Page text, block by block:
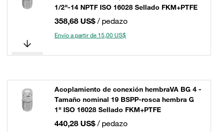
1/2"-14 NPTF ISO 16028 Sellado FKM+PTFE
358,68 US$ / pedazo
Envío a partir de 15,00 US$
Acoplamiento de conexión hembraVA BG 4 -
Tamaño nominal 19 BSPP-rosca hembra G
1" ISO 16028 Sellado FKM+PTFE
440,28 US$ / pedazo